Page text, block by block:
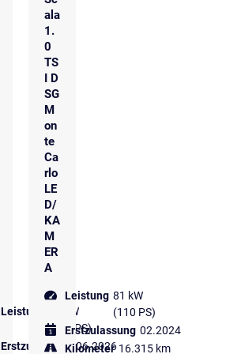
Leistung
85 kW
(116 PS)
Erstzulassung 06.2026
ala
1.
0
TS
I D
SG
M
on
te
Ca
rlo
LE
D/
KA
M
ER
A
Leistung 81 kW
(110 PS)
Erstzulassung 02.2024
Kilometer 16.315 km